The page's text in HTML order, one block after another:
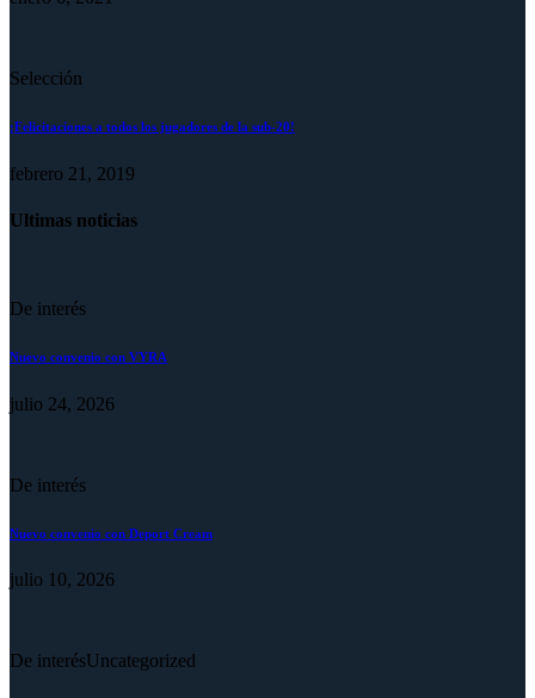
Selección
¡Felicitaciones a todos los jugadores de la sub-20!
febrero 21, 2019
Ultimas noticias
De interés
Nuevo convenio con VYRA
julio 24, 2026
De interés
Nuevo convenio con Deport Cream
julio 10, 2026
De interésUncategorized